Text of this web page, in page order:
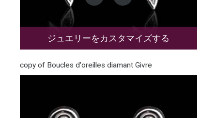
ジュエリーをカスタマイズする
copy of Boucles d'oreilles diamant Givre